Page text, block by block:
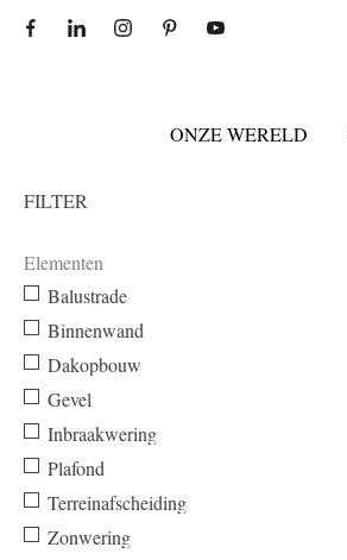
ONZE WERELD
FILTER
Elementen
Balustrade
Binnenwand
Dakopbouw
Gevel
Inbraakwering
Plafond
Terreinafscheiding
Zonwering